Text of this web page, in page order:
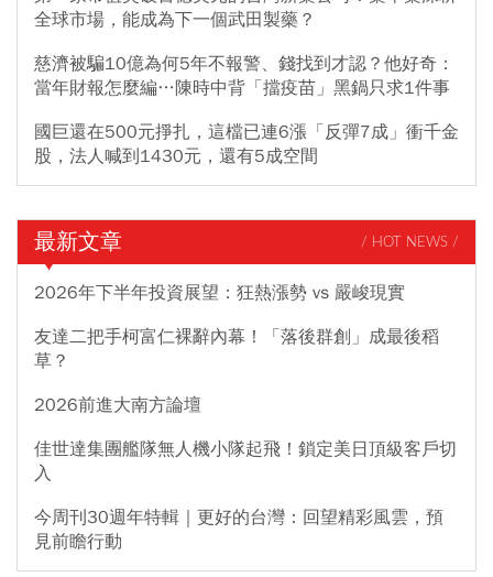
全球市場，能成為下一個武田製藥？
慈濟被騙10億為何5年不報警、錢找到才認？他好奇：
當年財報怎麼編…陳時中背「擋疫苗」黑鍋只求1件事
國巨還在500元掙扎，這檔已連6漲「反彈7成」衝千金
股，法人喊到1430元，還有5成空間
最新文章 / HOT NEWS /
2026年下半年投資展望：狂熱漲勢 vs 嚴峻現實
友達二把手柯富仁裸辭內幕！「落後群創」成最後稻
草？
2026前進大南方論壇
佳世達集團艦隊無人機小隊起飛！鎖定美日頂級客戶切
入
今周刊30週年特輯｜更好的台灣：回望精彩風雲，預
見前瞻行動